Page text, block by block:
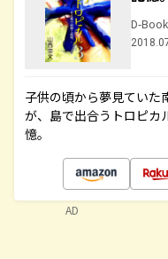
D-
子供の頃から夢見ていた
が、島で出合うトロピカ
憶。
AD